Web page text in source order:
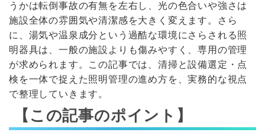
うかは転倒事故の有無を左右し、光の色合いや強さは
施設全体の雰囲気や清潔感を大きく変えます。さら
に、湯気や温泉成分という過酷な環境にさらされる照
明器具は、一般の施設よりも傷みやすく、専用の管理
が求められます。この記事では、清掃と設備選定・点
検を一体で捉えた照明管理の進め方を、実務的な視点
で整理していきます。
【この記事のポイント】